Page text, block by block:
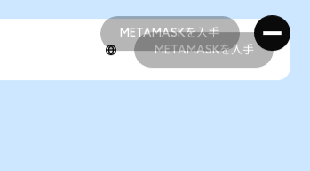
METAMASKを入手
METAMASKを入手
METAMASKを入手